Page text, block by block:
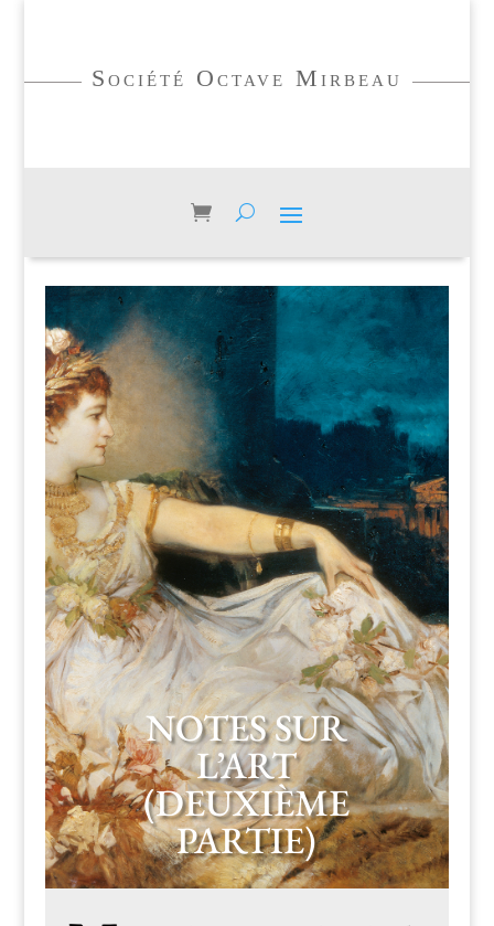
Société Octave Mirbeau
NOTES SUR
L’ART
(DEUXIÈME
PARTIE)